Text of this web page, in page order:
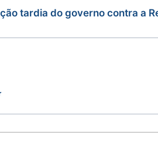
tardia do governo contra a